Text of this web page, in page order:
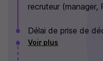
recruteur (manager,
Délai de prise de
Voir plus